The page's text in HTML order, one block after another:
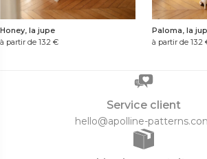
Honey, la jupe
à partir de 13.2 €
Paloma, la
à partir de 13.2
Service client
hello@apolline-